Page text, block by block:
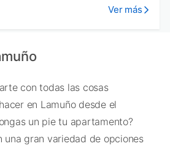
Ver más
con todas las cosas
en Lamuño desde el
un pie tu apartamento?
una gran variedad de opciones